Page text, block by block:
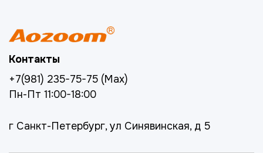
Контакты
+7(981) 235-75-75 (Max)
Пн-Пт 11:00-18:00
г Санкт-Петербург, ул Синявинская, д 5